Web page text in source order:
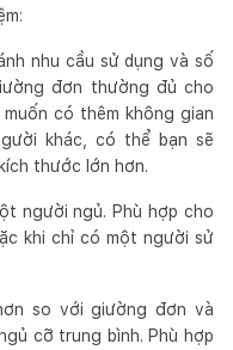
nhu cầu sử dụng và số
đơn thường đủ cho
có thêm không gian
khác, có thể bạn sẽ
thước lớn hơn.
người ngủ. Phù hợp cho
khi chỉ có một người sử
so với giường đơn và
cỡ trung bình. Phù hợp